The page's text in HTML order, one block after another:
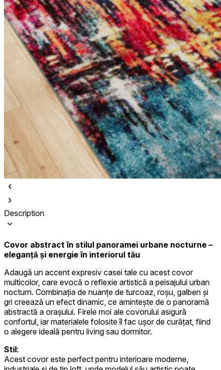
Description
Covor abstract în stilul panoramei urbane nocturne –
eleganță și energie în interiorul tău
Adaugă un accent expresiv casei tale cu acest covor
multicolor, care evocă o reflexie artistică a peisajului urban
nocturn. Combinația de nuanțe de turcoaz, roșu, galben și
gri creează un efect dinamic, ce amintește de o panoramă
abstractă a orașului. Firele moi ale covorului asigură
confortul, iar materialele folosite îl fac ușor de curățat, fiind
o alegere ideală pentru living sau dormitor.
Stil:
Acest covor este perfect pentru interioare moderne,